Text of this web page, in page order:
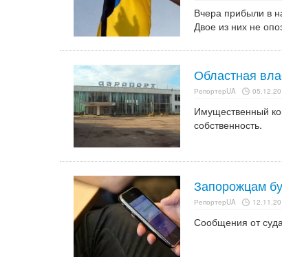
Вчера прибыли в
Двое из них не
Областная
РепортерUA
Имущественный
собственность.
Запорожцам
РепортерUA
Сообщения от